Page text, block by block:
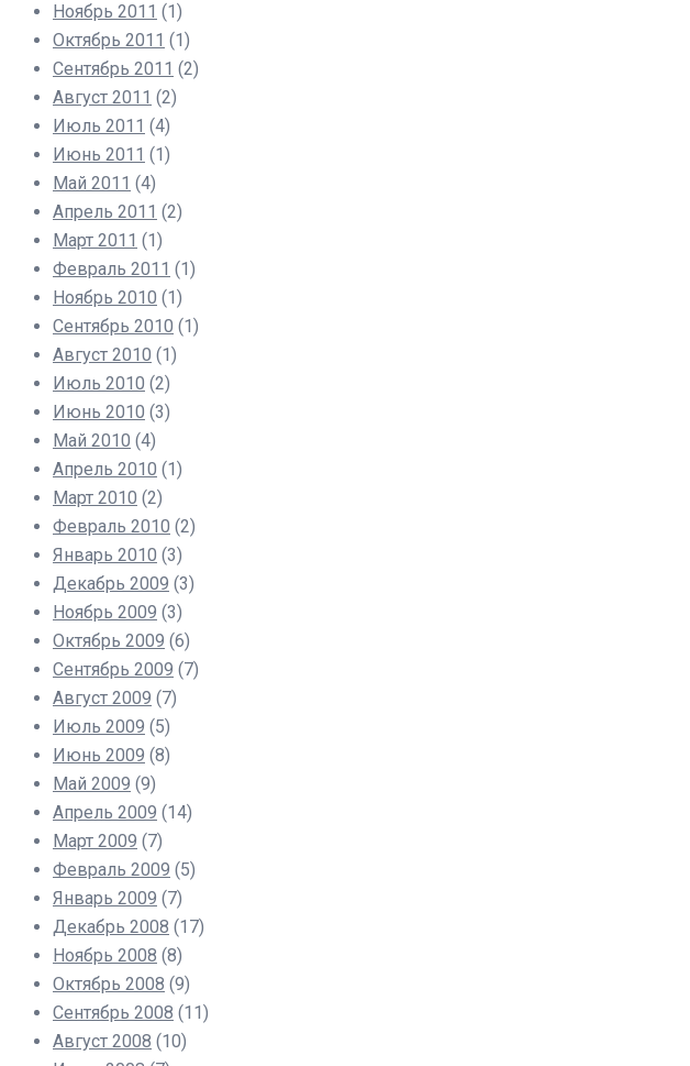
Ноябрь 2011 (1)
Октябрь 2011 (1)
Сентябрь 2011 (2)
Август 2011 (2)
Июль 2011 (4)
Июнь 2011 (1)
Май 2011 (4)
Апрель 2011 (2)
Март 2011 (1)
Февраль 2011 (1)
Ноябрь 2010 (1)
Сентябрь 2010 (1)
Август 2010 (1)
Июль 2010 (2)
Июнь 2010 (3)
Май 2010 (4)
Апрель 2010 (1)
Март 2010 (2)
Февраль 2010 (2)
Январь 2010 (3)
Декабрь 2009 (3)
Ноябрь 2009 (3)
Октябрь 2009 (6)
Сентябрь 2009 (7)
Август 2009 (7)
Июль 2009 (5)
Июнь 2009 (8)
Май 2009 (9)
Апрель 2009 (14)
Март 2009 (7)
Февраль 2009 (5)
Январь 2009 (7)
Декабрь 2008 (17)
Ноябрь 2008 (8)
Октябрь 2008 (9)
Сентябрь 2008 (11)
Август 2008 (10)